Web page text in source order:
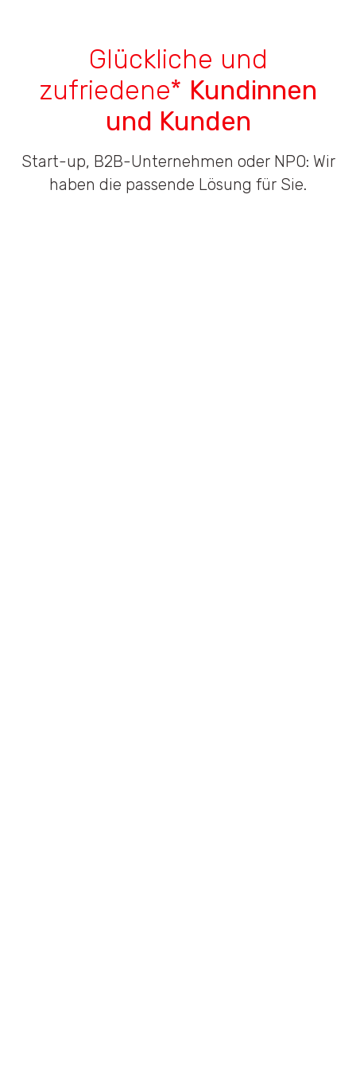
Glückliche und
zufriedene* Kundinnen
und Kunden
Start-up, B2B-Unternehmen oder NPO: Wir
haben die passende Lösung für Sie.